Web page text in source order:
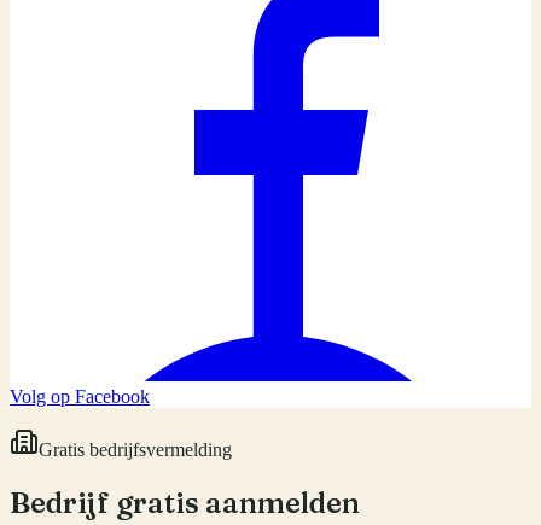
Volg op Facebook
Gratis bedrijfsvermelding
Bedrijf gratis aanmelden